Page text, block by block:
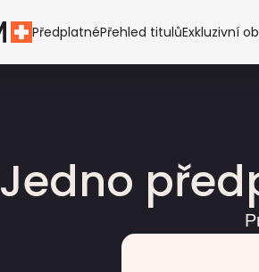
PředplatnéPřehled titulůExkluzivní
Jedno